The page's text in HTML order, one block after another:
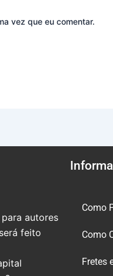
vez que eu comentar.
autores
feito
Como
Como
Fretes